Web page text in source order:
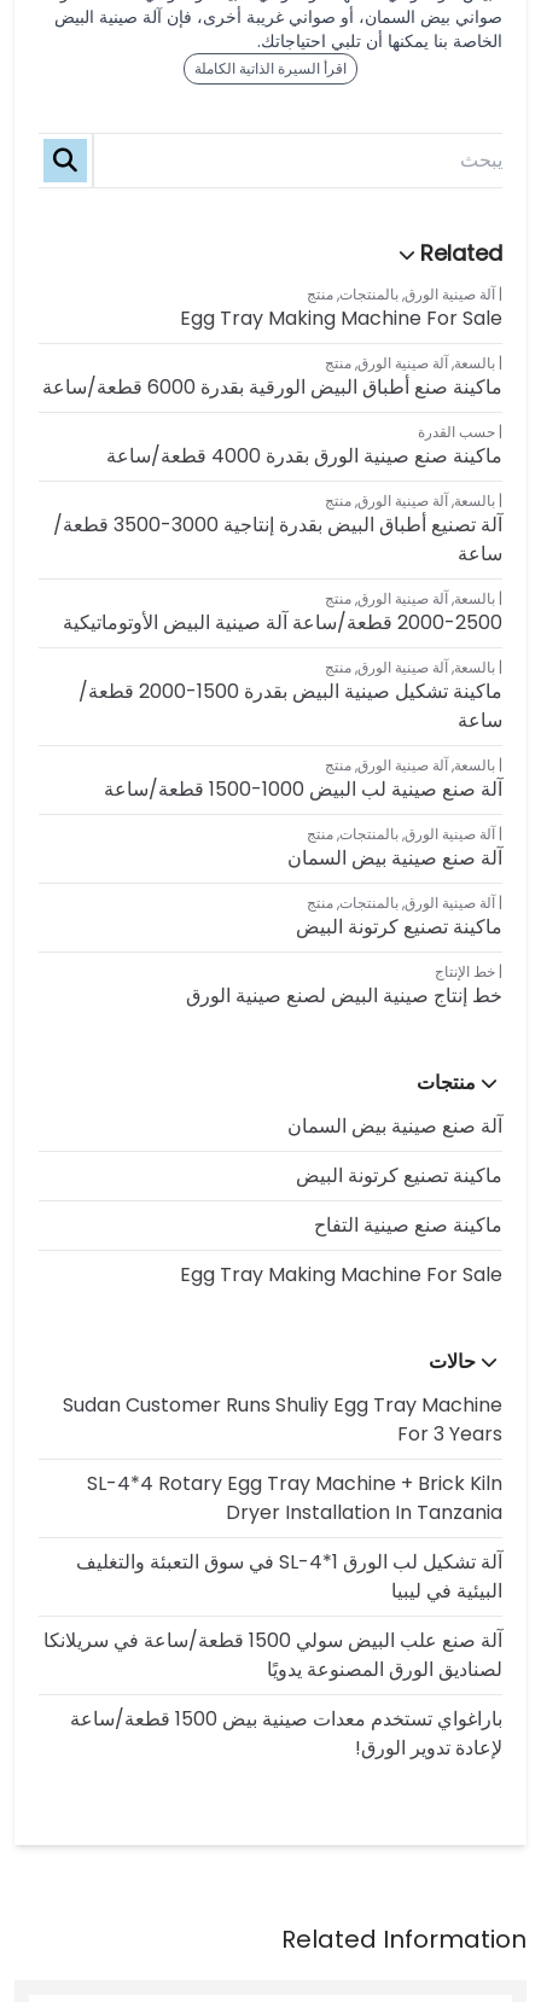
صواني بيض السمان، أو صواني غريبة أخرى، فإن آلة صينية البيض
الخاصة بنا يمكنها أن تلبي احتياجاتك.
اقرأ السيرة الذاتية الكاملة
آلة صينية الورق,بالمنتجات,منتج
Egg Tray Making Machine For Sale
بالسعة,آلة صينية الورق,منتج
ماكينة صنع أطباق البيض الورقية بقدرة 6000 قطعة/ساعة
حسب القدرة
ماكينة صنع صينية الورق بقدرة 4000 قطعة/ساعة
بالسعة,آلة صينية الورق,منتج
آلة تصنيع أطباق البيض بقدرة إنتاجية 3000-3500 قطعة/
ساعة
بالسعة,آلة صينية الورق,منتج
2000-2500 قطعة/ساعة آلة صينية البيض الأوتوماتيكية
بالسعة,آلة صينية الورق,منتج
ماكينة تشكيل صينية البيض بقدرة 1500-2000 قطعة/
ساعة
بالسعة,آلة صينية الورق,منتج
آلة صنع صينية لب البيض 1000-1500 قطعة/ساعة
آلة صينية الورق,بالمنتجات,منتج
آلة صنع صينية بيض السمان
آلة صينية الورق,بالمنتجات,منتج
ماكينة تصنيع كرتونة البيض
خط الإنتاج
خط إنتاج صينية البيض لصنع صينية الورق
منتجات
آلة صنع صينية بيض السمان
ماكينة تصنيع كرتونة البيض
ماكينة صنع صينية التفاح
Egg Tray Making Machine For Sale
حالات
Sudan Customer Runs Shuliy Egg Tray Machine
For 3 Years
SL-4*4 Rotary Egg Tray Machine + Brick Kiln
Dryer Installation In Tanzania
آلة تشكيل لب الورق SL-4*1 في سوق التعبئة والتغليف
البيئية في ليبيا
آلة صنع علب البيض سولي 1500 قطعة/ساعة في سريلانكا
لصناديق الورق المصنوعة يدويًا
باراغواي تستخدم معدات صينية بيض 1500 قطعة/ساعة
لإعادة تدوير الورق!